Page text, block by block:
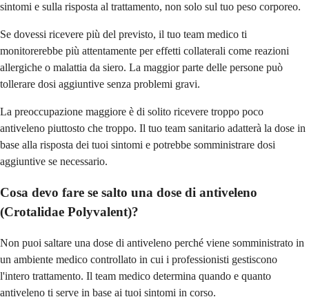
sintomi e sulla risposta al trattamento, non solo sul tuo peso corporeo.
Se dovessi ricevere più del previsto, il tuo team medico ti
monitorerebbe più attentamente per effetti collaterali come reazioni
allergiche o malattia da siero. La maggior parte delle persone può
tollerare dosi aggiuntive senza problemi gravi.
La preoccupazione maggiore è di solito ricevere troppo poco
antiveleno piuttosto che troppo. Il tuo team sanitario adatterà la dose in
base alla risposta dei tuoi sintomi e potrebbe somministrare dosi
aggiuntive se necessario.
Cosa devo fare se salto una dose di antiveleno
(Crotalidae Polyvalent)?
Non puoi saltare una dose di antiveleno perché viene somministrato in
un ambiente medico controllato in cui i professionisti gestiscono
l'intero trattamento. Il team medico determina quando e quanto
antiveleno ti serve in base ai tuoi sintomi in corso.